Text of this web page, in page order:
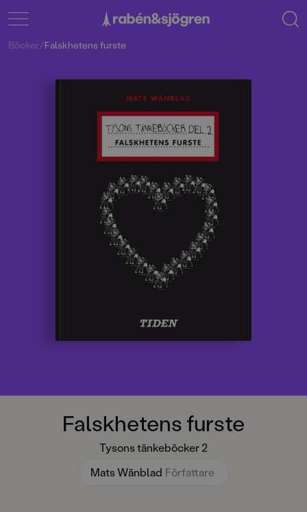
Falskhetens furste
Tysons tänkeböcker 2
Mats Wänblad Författare
Böcker/Falskhetens furste